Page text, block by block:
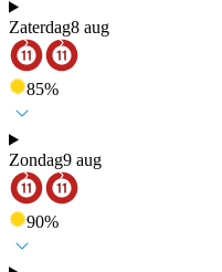
Zaterdag8 aug
85%
Zondag9 aug
90%